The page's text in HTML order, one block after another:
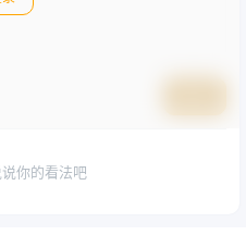
你的看法吧